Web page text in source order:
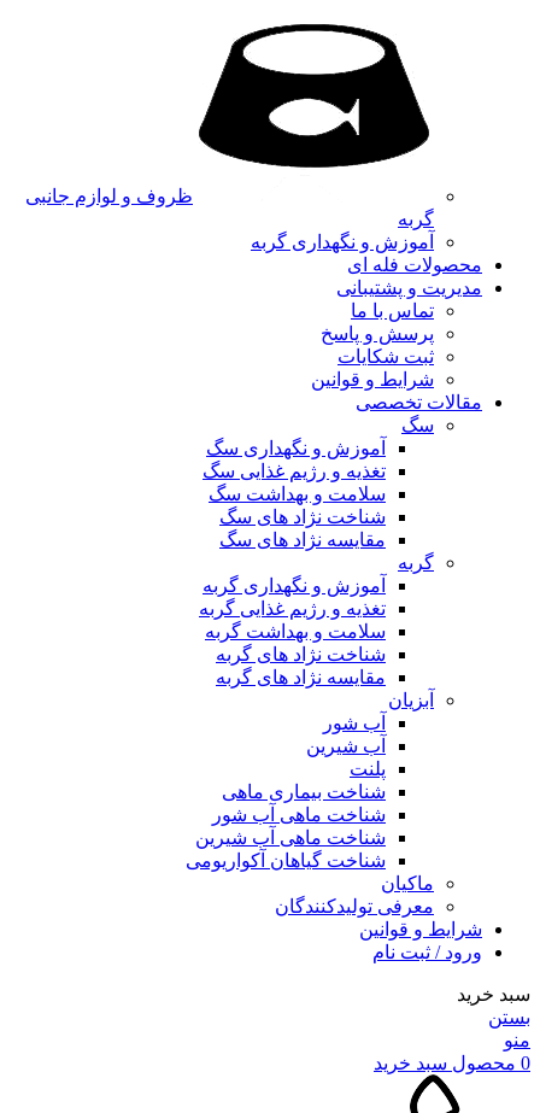
ظروف و لوازم جانبی
گربه
آموزش و نگهداری گربه
محصولات فله ای
مدیریت و پشتیبانی
تماس با ما
پرسش و پاسخ
ثبت شکایات
شرایط و قوانین
مقالات تخصصی
سگ
آموزش و نگهداری سگ
تغذیه و رژیم غذایی سگ
سلامت و بهداشت سگ
شناخت نژاد های سگ
مقایسه نژاد های سگ
گربه
آموزش و نگهداری گربه
تغذیه و رژیم غذایی گربه
سلامت و بهداشت گربه
شناخت نژاد های گربه
مقایسه نژاد های گربه
آبزیان
آب شور
آب شیرین
پلنت
شناخت بیماری ماهی
شناخت ماهی آب شور
شناخت ماهی آب شیرین
شناخت گیاهان آکواریومی
ماکیان
معرفی تولیدکنندگان
شرایط و قوانین
ورود / ثبت نام
سبد خرید
بستن
منو
0 محصول سبد خرید